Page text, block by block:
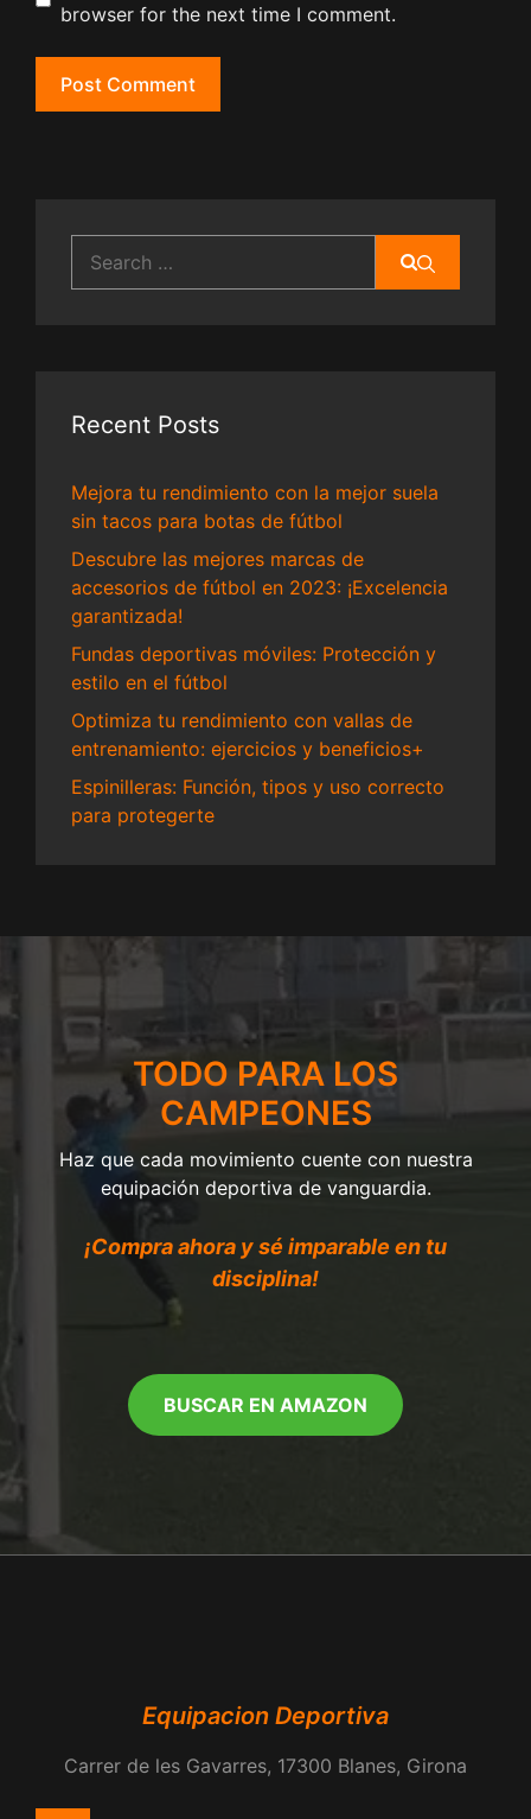
browser for the next time I comment.
for:
Recent Posts
Mejora tu rendimiento con la mejor suela
sin tacos para botas de fútbol
Descubre las mejores marcas de
accesorios de fútbol en 2023: ¡Excelencia
garantizada!
Fundas deportivas móviles: Protección y
estilo en el fútbol
Optimiza tu rendimiento con vallas de
entrenamiento: ejercicios y beneficios+
Espinilleras: Función, tipos y uso correcto
para protegerte
TODO PARA LOS
CAMPEONES
Haz que cada movimiento cuente con nuestra
equipación deportiva de vanguardia.
¡Compra ahora y sé imparable en tu
disciplina!
BUSCAR EN AMAZON
Equipacion Deportiva
Carrer de les Gavarres, 17300 Blanes, Girona